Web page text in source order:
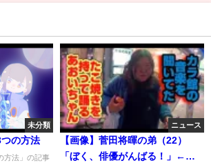
未分類
の方法
方法」の記事
ニュース
【画像】菅田将暉の弟（22）
「ぼく、俳優がんばる！」←ど